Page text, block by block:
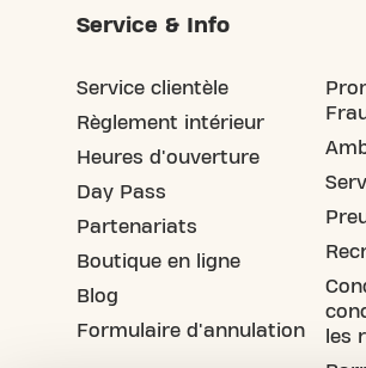
Service & Info
Service clientèle
Règlement intérieur
Heures d'ouverture
Day Pass
Partenariats
Boutique en ligne
Blog
Formulaire d'annulation
les